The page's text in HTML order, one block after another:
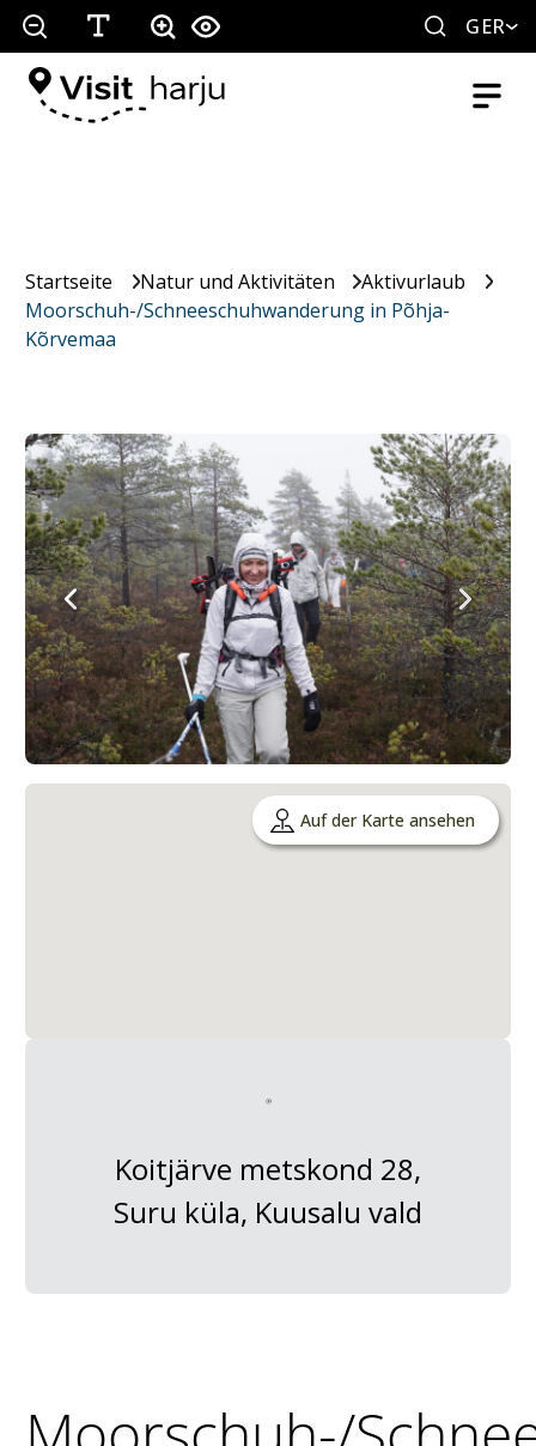
GER
Startseite Natur und Aktivitäten
Aktivurlaub
Moorschuh-/Schneeschuhwanderung in Põhja-
Kõrvemaa
Auf der Karte ansehen
Koitjärve metskond 28,
Suru küla, Kuusalu vald